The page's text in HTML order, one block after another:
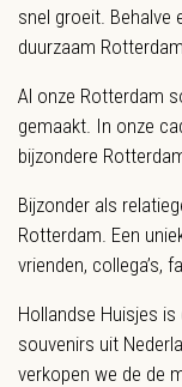
snel groeit. Behalve
duurzaam
Al onze Rotterdam
gemaakt. In onze
bijzondere
Bijzonder als
Rotterdam. Een
vrienden, collega’s,
Hollandse Huisjes
souvenirs uit
verkopen we de de